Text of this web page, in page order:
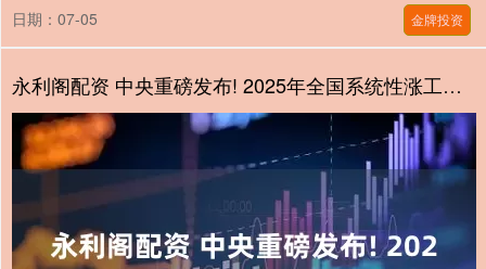
日期：07-05 金牌投资
永利阁配资 中央重磅发布! 2025年全国系统性涨工资, 这四大群体将直接受益!